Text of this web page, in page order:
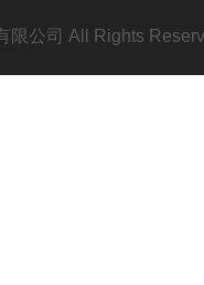
限公司 All Rights